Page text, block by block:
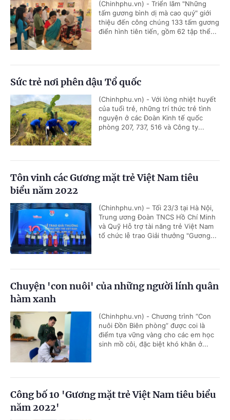
(Chinhphu.vn) - Triển lãm "Những
tấm gương bình dị mà cao quý" giới
thiệu đến công chúng 133 tấm gương
điển hình tiên tiến, gồm 62 tập thể...
Sức trẻ nơi phên dậu Tổ quốc
(Chinhphu.vn) - Với lòng nhiệt huyết
của tuổi trẻ, những trí thức trẻ tình
nguyện ở các Đoàn Kinh tế quốc
phòng 207, 737, 516 và Công ty...
Tôn vinh các Gương mặt trẻ Việt Nam tiêu
biểu năm 2022
(Chinhphu.vn) – Tối 23/3 tại Hà Nội,
Trung ương Đoàn TNCS Hồ Chí Minh
và Quỹ Hỗ trợ tài năng trẻ Việt Nam
tổ chức lễ trao Giải thưởng "Gương...
Chuyện 'con nuôi' của những người lính quân
hàm xanh
(Chinhphu.vn) - Chương trình “Con
nuôi Đồn Biên phòng” được coi là
điểm tựa vững vàng cho các em học
sinh mồ côi, đặc biệt khó khăn ở...
Công bố 10 'Gương mặt trẻ Việt Nam tiêu biểu
năm 2022'